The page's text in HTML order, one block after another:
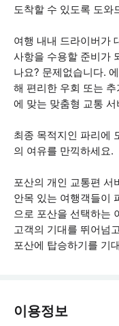
도착할 수 있도록 도와
여행 내내 드라이버가
사항을 수용할 준비가
나요? 문제없습니다.
해 편리한 우회 또는
에 맞는 맞춤형 교통
최종 목적지인 파리에
의 여유를 만끽하세요.
포산의 개인 교통편 서
안목 있는 여행객들이
으로 포산을 선택하는
고객의 기대를 뛰어넘
포산에 탑승하기를 기
이용정보